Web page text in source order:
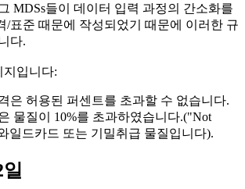
MDSs들이 데이터 입력 과정의 간소화를
/표준 때문에 작성되었기 때문에 이러한 규
다.
지입니다:
은 허용된 퍼센트를 초과할 수 없습니다.
물질이 10%를 초과하였습니다.("Not
일드카드 또는 기밀취급 물질입니다).